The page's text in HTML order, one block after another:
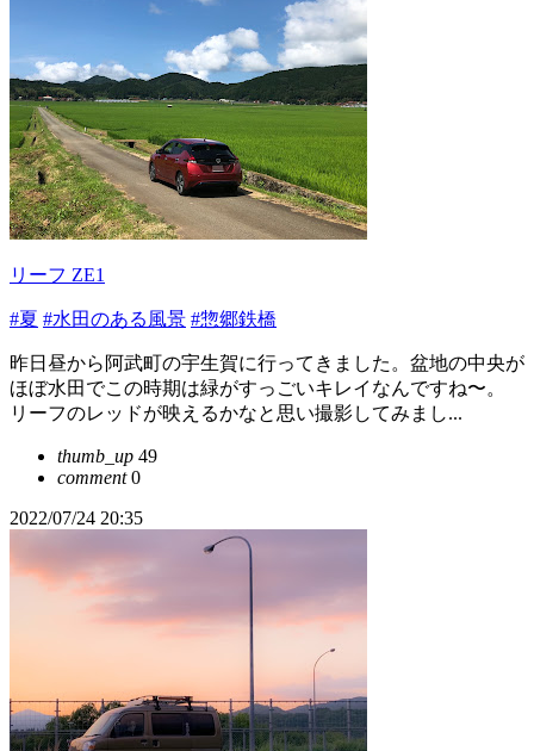
リーフ ZE1
#夏 #水田のある風景 #惣郷鉄橋
昨日昼から阿武町の宇生賀に行ってきました。盆地の中央が
ほぼ水田でこの時期は緑がすっごいキレイなんですね〜。
リーフのレッドが映えるかなと思い撮影してみまし...
thumb_up 49
comment0
2022/07/24 20:35